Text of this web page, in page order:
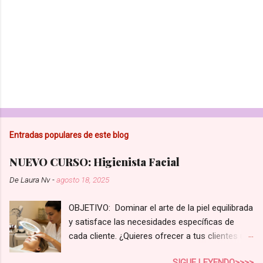
Entradas populares de este blog
NUEVO CURSO: Higienista Facial
DeLaura Nv -agosto 18, 2025
OBJETIVO: Dominar el arte de la piel equilibrada
y satisface las necesidades específicas de
cada cliente. ¿Quieres ofrecer a tus clientes un